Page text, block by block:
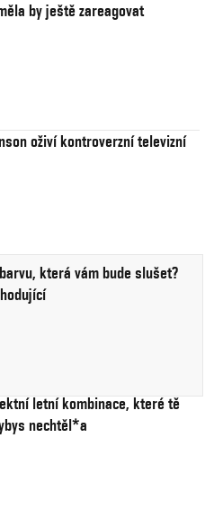
by ještě zareagovat
oživí kontroverzní televizní
která vám bude slušet?
letní kombinace, které tě
nechtěl*a